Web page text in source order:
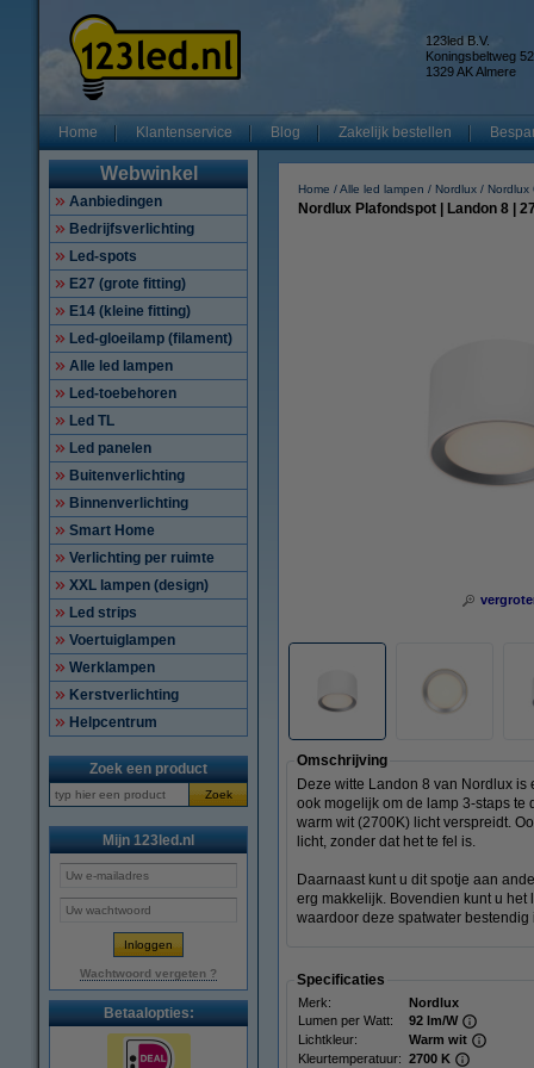
123led B.V.
Koningsbeltweg 52
1329 AK Almere
Home Klantenservice Blog Zakelijk bestellen
Webwinkel
Aanbiedingen
Bedrijfsverlichting
Led-spots
E27 (grote fitting)
E14 (kleine fitting)
Led-gloeilamp (filament)
Alle led lampen
Led-toebehoren
Led TL
Led panelen
Buitenverlichting
Binnenverlichting
Smart Home
Verlichting per ruimte
XXL lampen (design)
Led strips
Voertuiglampen
Werklampen
Kerstverlichting
Helpcentrum
Zoek een product
Zoek
Mijn 123led.nl
Wachtwoord vergeten ?
Betaalopties:
Home Alle led lampen Nordlux Nordlux
Nordlux Plafondspot | Landon 8 |
Omschrijving
Deze witte Landon 8 van Nordlux
ook mogelijk om de lamp 3-staps
warm wit (2700K) licht verspreidt.
licht, zonder dat het te fel is.
Daarnaast kunt u dit spotje aan
erg makkelijk. Bovendien kunt u
waardoor deze spatwater
Specificaties
Merk: Nordlux
Lumen per Watt:
92 lm/W
Lichtkleur:
Warm wit
Kleurtemperatuur: 2700 K